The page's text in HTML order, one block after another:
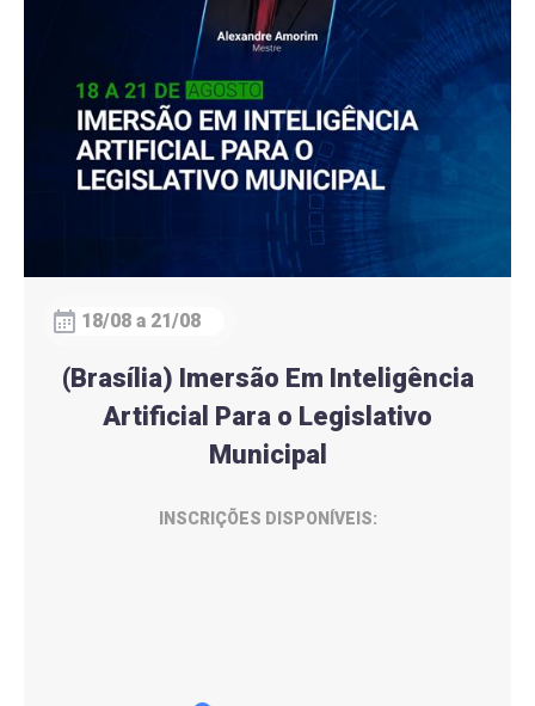
18/08 a 21/08
(Brasília) Imersão Em Inteligência
Artificial Para o Legislativo
Municipal
INSCRIÇÕES DISPONÍVEIS: